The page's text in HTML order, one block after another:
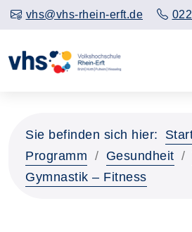
vhs@vhs-rhein-erft.de
Sie befinden sich hier:
Programm
Gesundheit
Gymnastik – Fitness